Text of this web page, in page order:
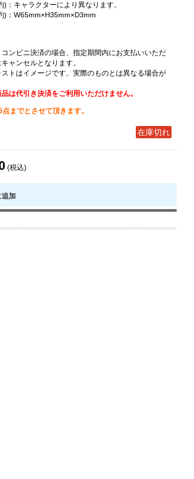
)：キャラクターにより異なります。
)：W65mm×H35mm×D3mm
コンビニ決済の場合、指定期間内にお支払いいただ
ャンセルとなります。
ストはイメージです。実際のものとは異なる場合が
品は代引き決済をご利用いただけません。
までとさせて頂きます。
在庫切れ
(税込)
加